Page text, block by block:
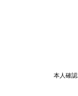
本人確認